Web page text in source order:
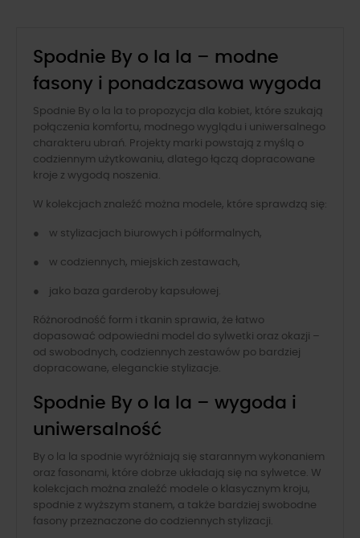
Spodnie By o la la – modne
fasony i ponadczasowa wygoda
Spodnie By o la la to propozycja dla kobiet, które szukają
połączenia komfortu, modnego wyglądu i uniwersalnego
charakteru ubrań. Projekty marki powstają z myślą o
codziennym użytkowaniu, dlatego łączą dopracowane
kroje z wygodą noszenia.
W kolekcjach znaleźć można modele, które sprawdzą się:
● w stylizacjach biurowych i półformalnych,
● w codziennych, miejskich zestawach,
● jako baza garderoby kapsułowej.
Różnorodność form i tkanin sprawia, że łatwo
dopasować odpowiedni model do sylwetki oraz okazji –
od swobodnych, codziennych zestawów po bardziej
dopracowane, eleganckie stylizacje.
Spodnie By o la la – wygoda i
uniwersalność
By o la la spodnie wyróżniają się starannym wykonaniem
oraz fasonami, które dobrze układają się na sylwetce. W
kolekcjach można znaleźć modele o klasycznym kroju,
spodnie z wyższym stanem, a także bardziej swobodne
fasony przeznaczone do codziennych stylizacji.